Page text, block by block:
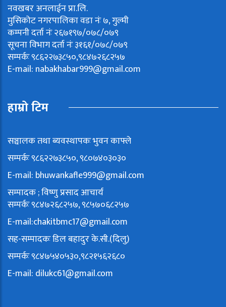
नवखबर अनलाईन प्रा.लि.
मुसिकोट नगरपालिका वडा नंः ७, गुल्मी
कम्पनी दर्ता नंः २६७१९७/०७८/०७९
सूचना विभाग दर्ता नंः ३१६१/०७८/०७९
सम्पर्कः ९८६२२७३८५०,९८४७२६८२५७
E-mail: nabakhabar999@gmail.com
हाम्रो टिम
सञ्चालक तथा ब्यवस्थापकः भुवन काफ्ले
सम्पर्कः ९८६२२७३८५०, ९८०७४०३०३०
E-mail: bhuwankafle999@gmail.com
सम्पादक ; विष्णु प्रसाद आचार्य
सम्पर्कः ९८४७२६८२५७, ९८५७०६८२५७
E-mail:chakitbmc17@gmail.com
सह-सम्पादकः डिल बहादुर के.सी.(दिलु)
सम्पर्कः ९८४७५४०५३०,९८२१५६२६८०
E-mail: dilukc61@gmail.com